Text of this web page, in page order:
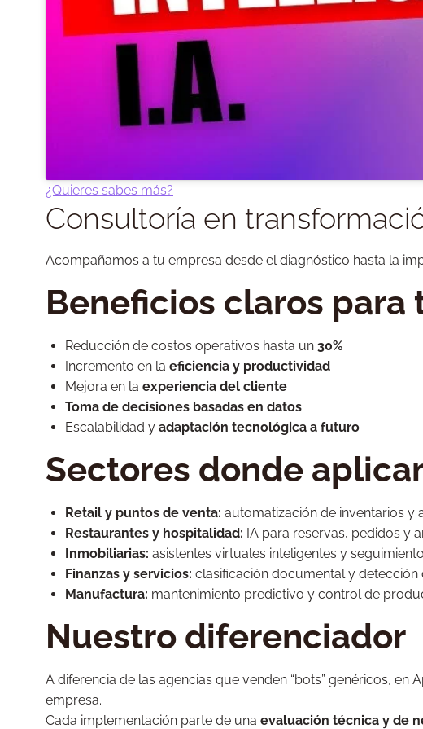
¿Quieres sabes más?
Consultoría en
Acompañamos a tu empresa desde el diagnóstico hasta la
Beneficios claros para
Reducción de costos operativos hasta un 30%
Incremento en la eficiencia y productividad
Mejora en la experiencia del cliente
Toma de decisiones basadas en datos
Escalabilidad y adaptación tecnológica a futuro
Sectores donde
Retail y puntos de venta: automatización de inventarios y
Restaurantes y hospitalidad: IA para reservas, pedidos y
Inmobiliarias: asistentes virtuales inteligentes y
Finanzas y servicios: clasificación documental y detección
Manufactura: mantenimiento predictivo y control de
Nuestro diferenciador
A diferencia de las agencias que venden “bots” genéricos, en
empresa.
Cada implementación parte de una evaluación técnica y de